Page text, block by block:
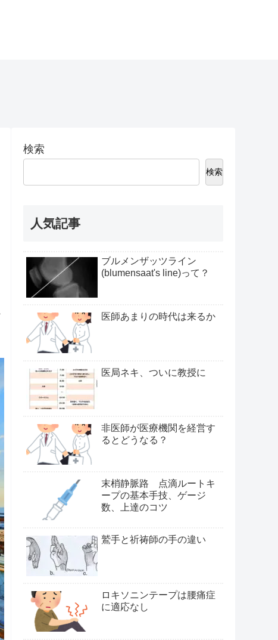
検索
検索
人気記事
ブルメンザッツライン
(blumensaat's line)って？
医師あまりの時代は来るか
医局ネキ、ついに教授に
非医師が医療機関を経営す
るとどうなる？
末梢静脈路 点滴ルートキ
ープの基本手技、ゲージ
数、上達のコツ
鷲手と祈祷師の手の違い
ロキソニンテープは腰痛症
に適応なし